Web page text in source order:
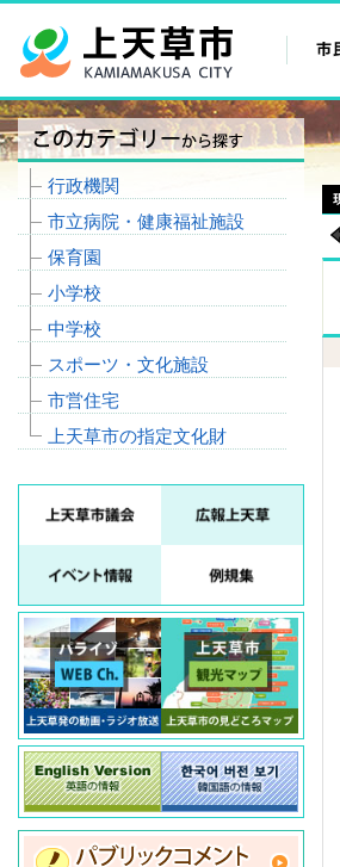
行政機関
市立病院・健康福祉施設
保育園
小学校
中学校
スポーツ・文化施設
市営住宅
上天草市の指定文化財